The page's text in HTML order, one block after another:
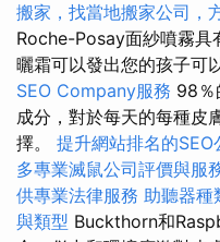
搬家，找當地搬家公司，
Roche-Posay面紗噴霧具
曬霜可以發出您的孩子可
SEO Company服務 98％
成分，對於每天的每種皮
擇。 提升網站排名的SEO
多專業滅鼠公司評價與服
供專業法律服務 助聽器種
與類型 Buckthorn和